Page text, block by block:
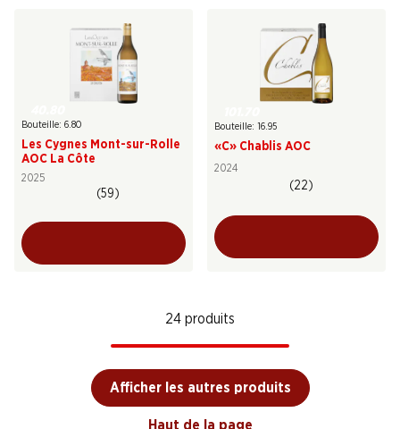
Bouteille: 6.80
Les Cygnes Mont-sur-Rolle
AOC La Côte
2025
(59)
Bouteille: 16.95
«C» Chablis AOC
2024
(22)
24 produits
Afficher les autres produits
Haut de la page